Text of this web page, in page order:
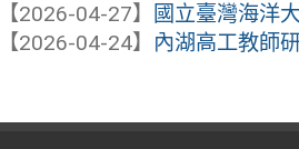
【2026-04-27】
國立臺灣海洋
【2026-04-24】 內湖高工教師